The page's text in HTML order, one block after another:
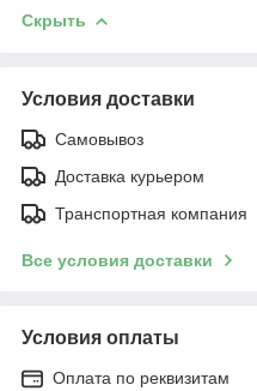
Скрыть
Условия доставки
Самовывоз
Доставка курьером
Транспортная компания
Все условия доставки
Условия оплаты
Оплата по реквизитам